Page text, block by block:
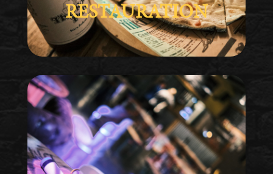
RESTAURATION